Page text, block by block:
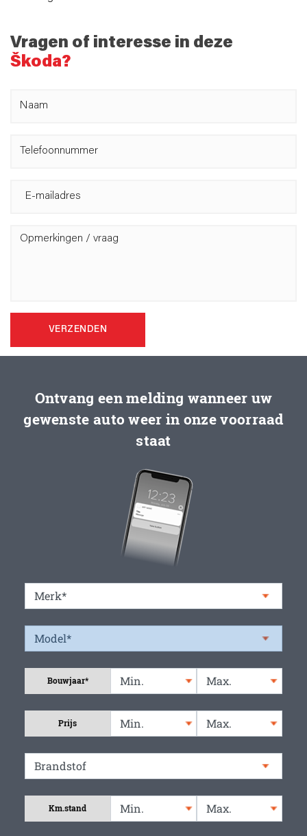
Vragen of interesse in deze
Škoda?
VERZENDEN
Ontvang een melding wanneer uw
gewenste auto weer in onze voorraad
staat
Bouwjaar*
Prijs
Km.stand